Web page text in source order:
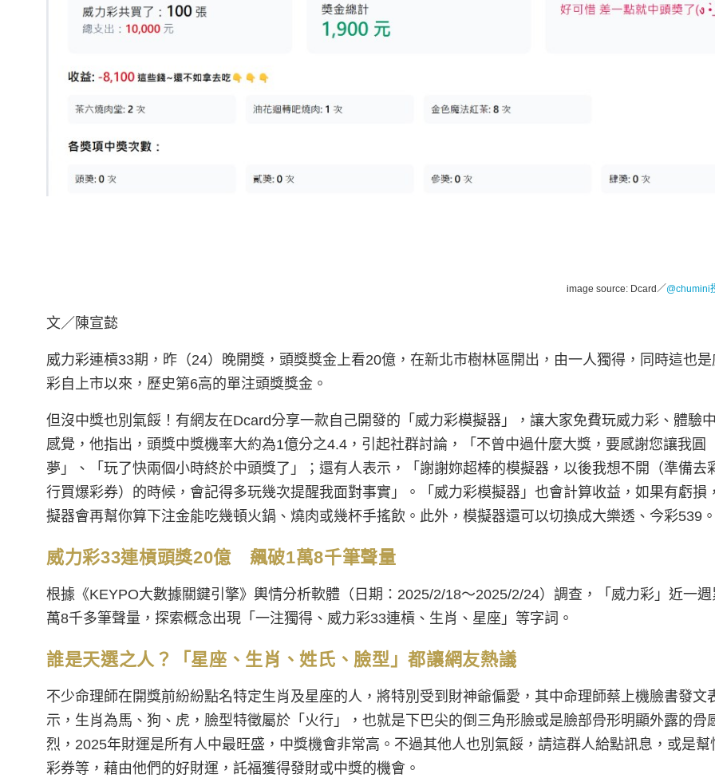
image source: Dcard／ @chumini
文／陳宣懿
威力彩連槓33期，昨（24）晚開獎，頭獎獎金上看20億，在新北市樹林區開出，由一人獨得，同時這也是
彩自上市以來，歷史第6高的單注頭獎獎金。
但沒中獎也別氣餒！有網友在Dcard分享一款自己開發的「威力彩模擬器」，讓大家免費玩威力彩、體驗
感覺，他指出，頭獎中獎機率大約為1億分之4.4，引起社群討論，「不曾中過什麼大獎，要感謝您讓我圓
夢」、「玩了快兩個小時終於中頭獎了」；還有人表示，「謝謝妳超棒的模擬器，以後我想不開（準備去
行買爆彩券）的時候，會記得多玩幾次提醒我面對事實」。「威力彩模擬器」也會計算收益，如果有虧損
擬器會再幫你算下注金能吃幾頓火鍋、燒肉或幾杯手搖飲。此外，模擬器還可以切換成大樂透、今彩539。
威力彩33連槓頭獎20億 飆破1萬8千筆聲量
根據《KEYPO大數據關鍵引擎》輿情分析軟體（日期：2025/2/18～2025/2/24）調查，「威力彩」近一
萬8千多筆聲量，探索概念出現「一注獨得、威力彩33連槓、生肖、星座」等字詞。
誰是天選之人？「星座、生肖、姓氏、臉型」都讓網友熱議
不少命理師在開獎前紛紛點名特定生肖及星座的人，將特別受到財神爺偏愛，其中命理師蔡上機臉書發文
示，生肖為馬、狗、虎，臉型特徵屬於「火行」，也就是下巴尖的倒三角形臉或是臉部骨形明顯外露的骨
烈，2025年財運是所有人中最旺盛，中獎機會非常高。不過其他人也別氣餒，請這群人給點訊息，或是幫
彩券等，藉由他們的好財運，託福獲得發財或中獎的機會。